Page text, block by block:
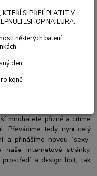
k výročí 8
Habibi!
čekat na kulatiny :-)
mnohaleté přízně a cítíme
Převádíme tedy nyní celý
a přinášíme novou “sexy”
internetové stránky.
prostředí a design líbit, tak
KTEŘÍ SI PŘEJÍ PLATIT V
ESHOP NA EURA.
některých balení.
den.
koně